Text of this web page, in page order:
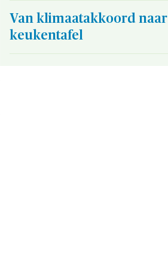
Van klimaatakkoord naar
keukentafel